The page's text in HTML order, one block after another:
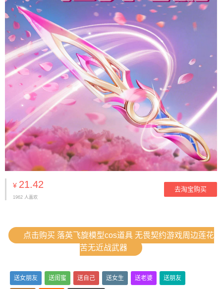
¥ 21.42
1962 人喜欢
去淘宝购买
点击购买 落英飞旋模型cos道具 无畏契约游戏周边莲花
苦无近战武器
送女朋友 送闺蜜 送自己 送女生 送老婆 送朋友